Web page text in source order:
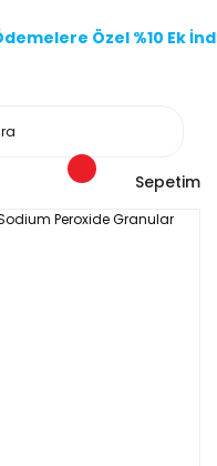
Özel %10 Ek
Sepetim